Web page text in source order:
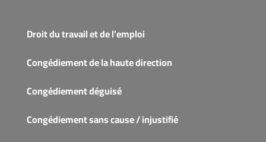
Droit du travail et de l’emploi
Congédiement de la haute direction
Congédiement déguisé
Congédiement sans cause / injustifié